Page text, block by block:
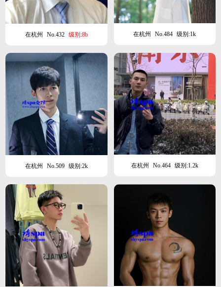
在杭州 No.432 级别:8b 在杭州 No.484 级别:1k
在杭州 No.509 级别:2k 在杭州 No.464 级别:1.2k